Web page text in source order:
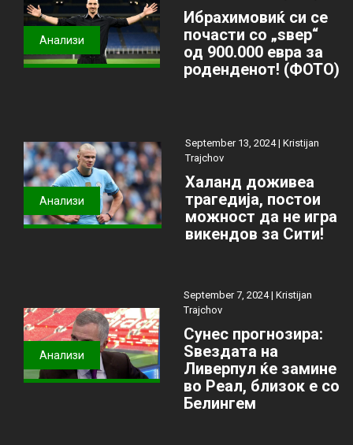
Анализи
Ибрахимовиќ си се
почасти со „ѕвер“
од 900.000 евра за
роденденот! (ФОТО)
Анализи
September 13, 2024 | Kristijan
Trajchov
Халанд доживеа
трагедија, постои
можност да не игра
викендов за Сити!
Анализи
September 7, 2024 |Kristijan
Trajchov
Сунес прогнозира:
Ѕвездата на
Ливерпул ќе замине
во Реал, близок е со
Белингем